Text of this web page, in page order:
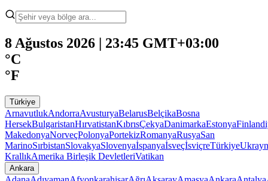
8 Ağustos 2026 | 23:45 GMT+03:00
°C
°F
Türkiye
ArnavutlukAndorraAvusturyaBelarusBelçikaBosna
HersekBulgaristanHırvatistanKıbrısÇekyaDanimarkaEstonya
MakedonyaNorveçPolonyaPortekizRomanyaRusyaSan
MarinoSırbistanSlovakyaSlovenyaİspanyaİsveçİsviçreTürkiye
KrallıkAmerika Birleşik DevletleriVatikan
Ankara